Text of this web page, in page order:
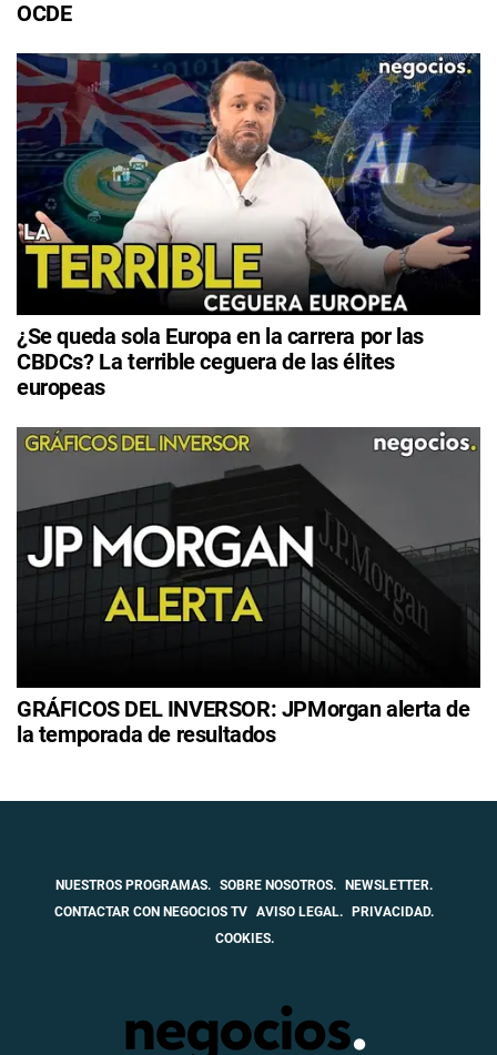
OCDE
¿Se queda sola Europa en la carrera por las
CBDCs? La terrible ceguera de las élites
europeas
GRÁFICOS DEL INVERSOR: JPMorgan alerta de
la temporada de resultados
NUESTROS PROGRAMAS. SOBRE NOSOTROS. NEWSLETTER.
CONTACTAR CON NEGOCIOS TV AVISO LEGAL. PRIVACIDAD.
COOKIES.